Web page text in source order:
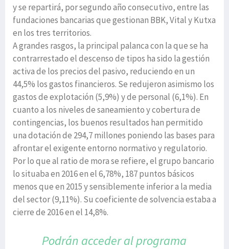
y se repartirá, por segundo año consecutivo, entre las
fundaciones bancarias que gestionan BBK, Vital y Kutxa
en los tres territorios.
A grandes rasgos, la principal palanca con la que se ha
contrarrestado el descenso de tipos ha sido la gestión
activa de los precios del pasivo, reduciendo en un
44,5% los gastos financieros. Se redujeron asimismo los
gastos de explotación (5,9%) y de personal (6,1%). En
cuanto a los niveles de saneamiento y cobertura de
contingencias, los buenos resultados han permitido
una dotación de 294,7 millones poniendo las bases para
afrontar el exigente entorno normativo y regulatorio.
Por lo que al ratio de mora se refiere, el grupo bancario
lo situaba en 2016 en el 6,78%, 187 puntos básicos
menos que en 2015 y sensiblemente inferior a la media
del sector (9,11%). Su coeficiente de solvencia estaba a
cierre de 2016 en el 14,8%.
Podrán acceder al programa